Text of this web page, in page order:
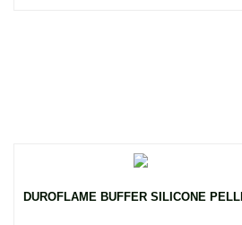
DUROFLAME BUFFER SILICONE